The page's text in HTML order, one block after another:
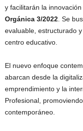
y facilitarán la
Orgánica 3/2022 . Se
evaluable, estructurado
centro educativo.
El nuevo enfoque
abarcan desde la
emprendimiento y la
Profesional,
contemporáneo.